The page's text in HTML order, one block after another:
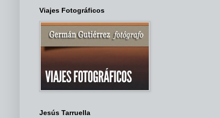
Viajes Fotográficos
Jesús Tarruella